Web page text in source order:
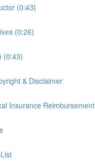
(0:43)
(0:26)
(0:43)
& Disclaimer
Insurance Reimbursement